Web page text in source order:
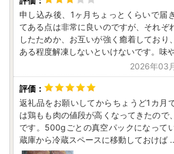
特産品をご用意しております。
ぜひ寄附にお悩みの方はご活用ください！
ふるなびカタログ/佐賀県上峰町はコチ
れます）
【ワンストップ特例申請書の提出につい
ワンストップ特例申請書の郵送は行って
書類での申請をご希望の場合は、ご自身
ードのうえご提出ください。
ワンストップ特例申請書は、寄附をした
必着で下記まで提出してください。
※個人番号は重要な個人情報です。紛失防
申し込み後、1ヶ月ちょっとくらいで届
てある点は非常に良いのですが、それぞ
したためか、お互いが強く癒着しており
ある程度解凍しないといけないです。味
2026年03
返礼品をお願いしてからちょうど1カ月
は鶏もも肉の値段が高くなってきたので
です。500gごとの真空パックになって
蔵庫から冷蔵スペースに移動しておけば